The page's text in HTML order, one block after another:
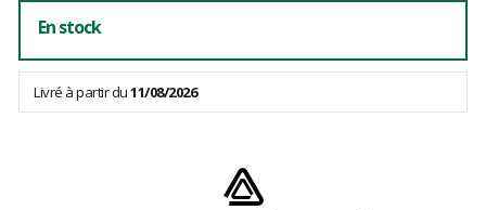
En stock
Livré à partir du11/08/2026